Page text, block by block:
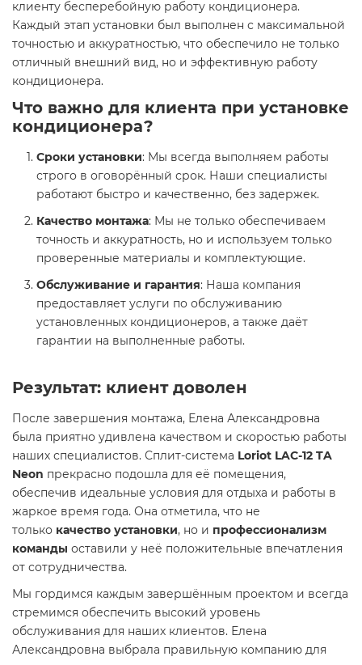
клиенту бесперебойную работу кондиционера.
Каждый этап установки был выполнен с максимальной
точностью и аккуратностью, что обеспечило не только
отличный внешний вид, но и эффективную работу
кондиционера.
Что важно для клиента при установке
кондиционера?
Сроки установки: Мы всегда выполняем работы
строго в оговорённый срок. Наши специалисты
работают быстро и качественно, без задержек.
Качество монтажа: Мы не только обеспечиваем
точность и аккуратность, но и используем только
проверенные материалы и комплектующие.
Обслуживание и гарантия: Наша компания
предоставляет услуги по обслуживанию
установленных кондиционеров, а также даёт
гарантии на выполненные работы.
Результат: клиент доволен
После завершения монтажа, Елена Александровна
была приятно удивлена качеством и скоростью работы
наших специалистов. Сплит-система Loriot LAC-12 TA
Neon прекрасно подошла для её помещения,
обеспечив идеальные условия для отдыха и работы в
жаркое время года. Она отметила, что не
только качество установки, но и профессионализм
команды оставили у неё положительные впечатления
от сотрудничества.
Мы гордимся каждым завершённым проектом и всегда
стремимся обеспечить высокий уровень
обслуживания для наших клиентов. Елена
Александровна выбрала правильную компанию для